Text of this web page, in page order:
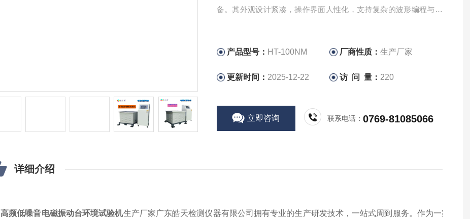
备。其外观设计紧凑，操作界面人性化，支持复杂的波形编程与实
产品型号： HT-100NM 厂商性质：生产厂家
更新时间： 2025-12-22 访 问 量： 220
立即咨询 联系电话：0769-81085066
详细介绍
高频低噪音电磁振动台环境试验机生产厂家广东皓天检测仪器有限公司拥有专业的生产研发技术，一站式周到服务。作为一家专注